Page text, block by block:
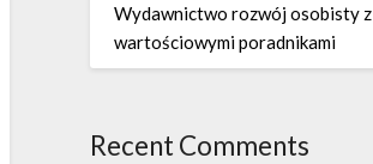
Wydawnictwo rozwój osobisty z
wartościowymi poradnikami
Recent Comments